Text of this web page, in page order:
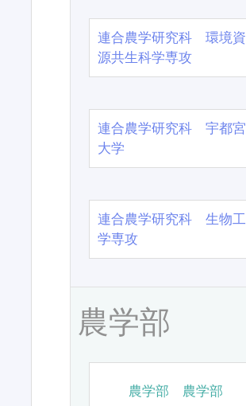
連合農学研究科 環境資
源共生科学専攻
連合農学研究科 宇都宮
大学
連合農学研究科 生物工
学専攻
農学部
農学部 農学部